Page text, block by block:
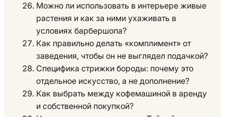
Можно ли использовать в интерьере живые
растения и как за ними ухаживать в
условиях барбершопа?
Как правильно делать «комплимент» от
заведения, чтобы он не выглядел подачкой?
Специфика стрижки бороды: почему это
отдельное искусство, а не дополнение?
Как выбрать между кофемашиной в аренду
и собственной покупкой?